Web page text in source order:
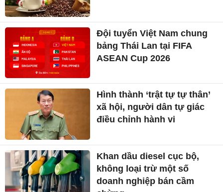
Đội tuyển Việt Nam chung
bảng Thái Lan tại FIFA
ASEAN Cup 2026
Hình thành ‘trật tự tự thân’
xã hội, người dân tự giác
điều chỉnh hành vi
Khan dầu diesel cục bộ,
không loại trừ một số
doanh nghiệp bán cầm